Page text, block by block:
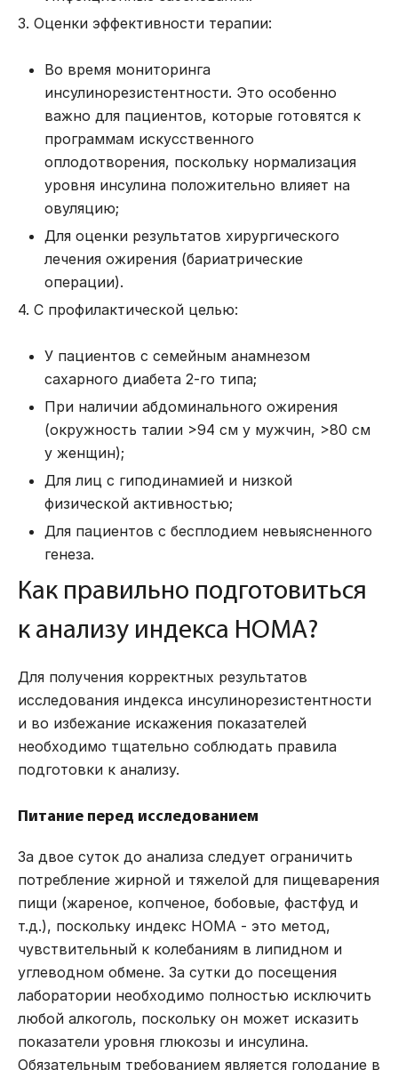
3. Оценки эффективности терапии:
Во время мониторинга
инсулинорезистентности. Это особенно
важно для пациентов, которые готовятся к
программам искусственного
оплодотворения, поскольку нормализация
уровня инсулина положительно влияет на
овуляцию;
Для оценки результатов хирургического
лечения ожирения (бариатрические
операции).
4. С профилактической целью:
У пациентов с семейным анамнезом
сахарного диабета 2-го типа;
При наличии абдоминального ожирения
(окружность талии >94 см у мужчин, >80 см
у женщин);
Для лиц с гиподинамией и низкой
физической активностью;
Для пациентов с бесплодием невыясненного
генеза.
Как правильно подготовиться
к анализу индекса HOMA?
Для получения корректных результатов
исследования индекса инсулинорезистентности
и во избежание искажения показателей
необходимо тщательно соблюдать правила
подготовки к анализу.
Питание перед исследованием
За двое суток до анализа следует ограничить
потребление жирной и тяжелой для пищеварения
пищи (жареное, копченое, бобовые, фастфуд и
т.д.), поскольку индекс HOMA - это метод,
чувствительный к колебаниям в липидном и
углеводном обмене. За сутки до посещения
лаборатории необходимо полностью исключить
любой алкоголь, поскольку он может исказить
показатели уровня глюкозы и инсулина.
Обязательным требованием является голодание в